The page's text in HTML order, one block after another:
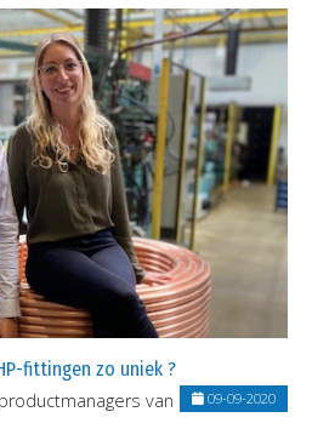
fittingen zo uniek ?
van SANHA.09-09-2020